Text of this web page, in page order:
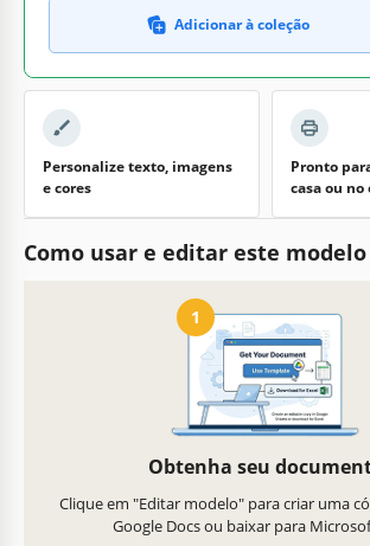
Adicionar à coleção
Personalize texto, imagens
e cores
Pronto
casa ou
Como usar e editar este modelo
1
Obtenha seu
Clique em "Editar modelo" para criar uma
Google Docs ou baixar para